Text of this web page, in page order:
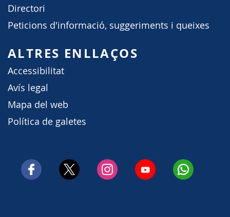
Directori
Peticions d'informació, suggeriments i queixes
ALTRES ENLLAÇOS
Accessibilitat
Avís legal
Mapa del web
Política de galetes